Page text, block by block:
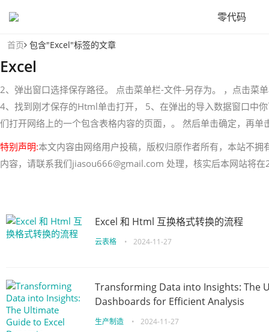
零代码
首页 包含"Excel"标签的文章
Excel
2、弹出窗口选择保存路径。 点击菜单栏-文件-另存为。 ，点击菜
4、找到刚才保存的Html单击打开， 5、在弹出的导入数据窗口中
们打开网络上的一个包含表格内容的页面，。 然后单击确定，再
特别声明:本文内容由网络用户投稿，版权归原作者所有，本站不
内容，请联系我们jiasou666@gmail.com 处理，核实后本网站将
Excel 和 Html 互换格式转换的流程
云表格 • 2024-11-27
Transforming Data into Insights: The
Dashboards for Efficient Analysis
生产制造 • 2024-11-27